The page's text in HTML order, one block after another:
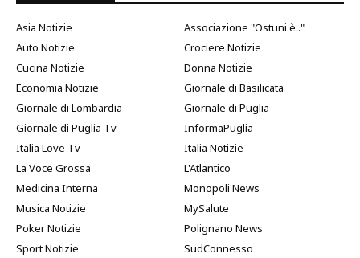
Asia Notizie
Associazione "Ostuni è.."
Auto Notizie
Crociere Notizie
Cucina Notizie
Donna Notizie
Economia Notizie
Giornale di Basilicata
Giornale di Lombardia
Giornale di Puglia
Giornale di Puglia Tv
InformaPuglia
Italia Love Tv
Italia Notizie
La Voce Grossa
L'Atlantico
Medicina Interna
Monopoli News
Musica Notizie
MySalute
Poker Notizie
Polignano News
Sport Notizie
SudConnesso